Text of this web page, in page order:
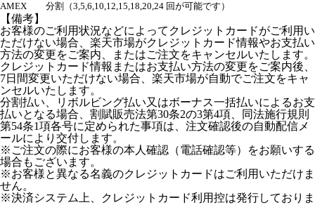
AMEX
分割（3,5,6,10,12,15,18,20,24 回が可能です）
【備考】
お客様のご利用状況などによってクレジットカードがご利用い
ただけない場合、楽天市場がクレジットカード情報やお支払い
方法の変更をご案内、またはご注文をキャンセルいたします。
クレジットカード情報またはお支払い方法の変更をご案内後、
7日間変更いただけない場合、楽天市場が自動でご注文をキャ
ンセルいたします。
分割払い、リボルビング払い又はボーナス一括払いによるお支
払いとなる場合、割賦販売法第30条2の3第4項、同法施行規則
第54条1項各号に定められた事項は、注文確認後の自動配信メ
ールにより交付します。
※ご注文の際にお客様の本人確認（電話確認等）をお願いする
場合もございます。
※お客様と異なる名義のクレジットカードはご利用いただけま
せん。
※決済システム上、クレジットカード利用控は発行しておりま